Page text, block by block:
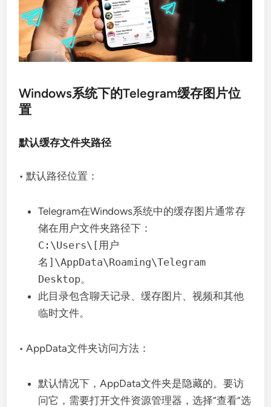
Windows系统下的Telegram缓存图片位
置
默认缓存文件夹路径
• 默认路径位置：
Telegram在Windows系统中的缓存图片通常存
储在用户文件夹路径下：
C:\Users\[用户
名]\AppData\Roaming\Telegram
Desktop。
此目录包含聊天记录、缓存图片、视频和其他
临时文件。
• AppData文件夹访问方法：
默认情况下，AppData文件夹是隐藏的。要访
问它，需要打开文件资源管理器，选择“查看”选